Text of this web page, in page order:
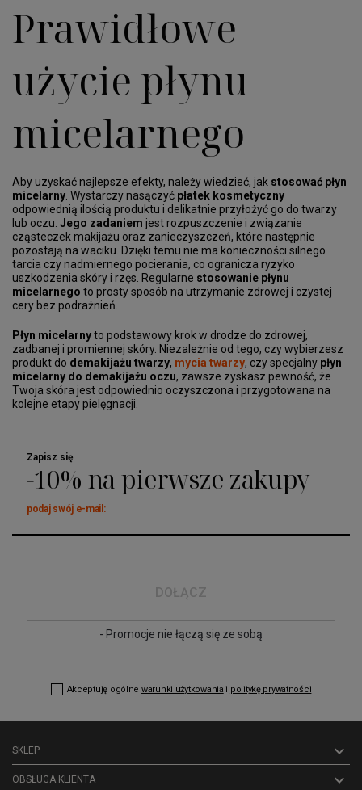
Prawidłowe
użycie płynu
micelarnego
Aby uzyskać najlepsze efekty, należy wiedzieć, jak stosować płyn
micelarny . Wystarczy nasączyć płatek kosmetyczny
odpowiednią ilością produktu i delikatnie przyłożyć go do twarzy
lub oczu. Jego zadaniem jest rozpuszczenie i związanie
cząsteczek makijażu oraz zanieczyszczeń, które następnie
pozostają na waciku. Dzięki temu nie ma konieczności silnego
tarcia czy nadmiernego pocierania, co ogranicza ryzyko
uszkodzenia skóry i rzęs. Regularne stosowanie płynu
micelarnego to prosty sposób na utrzymanie zdrowej i czystej
cery bez podrażnień.
Płyn micelarnyto podstawowy krok w drodze do zdrowej,
zadbanej i promiennej skóry. Niezależnie od tego, czy wybierzesz
produkt do demakijażu twarzy, mycia twarzy, czy specjalny płyn
micelarny do demakijażu oczu, zawsze zyskasz pewność, że
Twoja skóra jest odpowiednio oczyszczona i przygotowana na
kolejne etapy pielęgnacji.
Zapisz się
-10% na pierwsze zakupy
podaj swój e-mail:
DOŁĄCZ
- Promocje nie łączą się ze sobą
Akceptuję ogólne warunki użytkowania i politykę prywatności
SKLEP 
OBSŁUGA KLIENTA 